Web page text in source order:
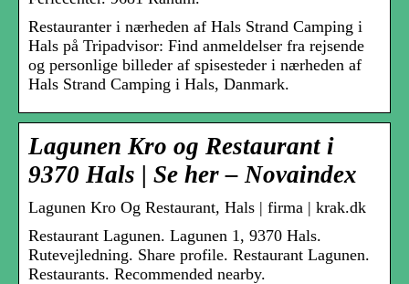
Restauranter i nærheden af Hals Strand Camping i
Hals på Tripadvisor: Find anmeldelser fra rejsende
og personlige billeder af spisesteder i nærheden af
Hals Strand Camping i Hals, Danmark.
Lagunen Kro og Restaurant i
9370 Hals | Se her – Novaindex
Lagunen Kro Og Restaurant, Hals | firma | krak.dk
Restaurant Lagunen. Lagunen 1, 9370 Hals.
Rutevejledning. Share profile. Restaurant Lagunen.
Restaurants. Recommended nearby.